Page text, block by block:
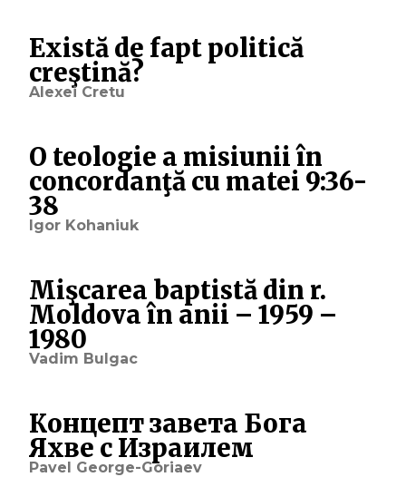
Există de fapt politică
creştină?
Alexei Cretu
O teologie a misiunii în
concordanţă cu matei 9:36-
38
Igor Kohaniuk
Mişcarea baptistă din r.
Moldova în anii – 1959 –
1980
Vadim Bulgac
Концепт завета Бога
Яхве с Израилем
Pavel George-Goriaev